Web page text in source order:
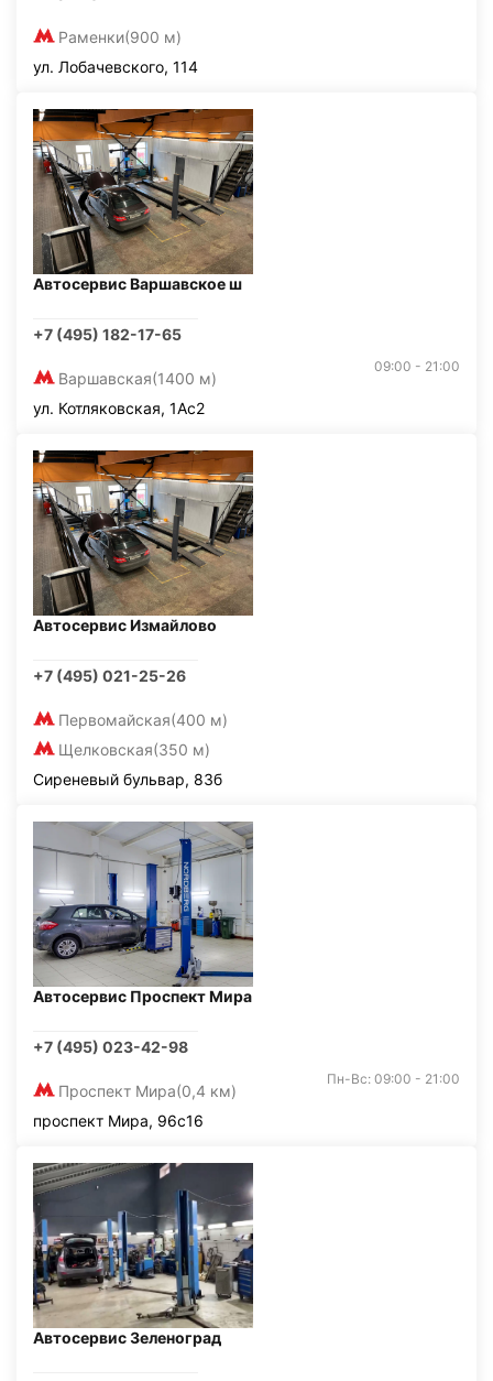
Раменки(900 м)
ул. Лобачевского, 114
Автосервис Варшавское ш
+7 (495) 182-17-65
Варшавская(1400 м)
09:00 - 21:00
ул. Котляковская, 1Ас2
Автосервис Измайлово
+7 (495) 021-25-26
Первомайская(400 м)
Щелковская(350 м)
Сиреневый бульвар, 83б
Автосервис Проспект Мира
+7 (495) 023-42-98
Проспект Мира(0,4 км)
Пн-Вс: 09:00 - 21:00
проспект Мира, 96с16
Автосервис Зеленоград